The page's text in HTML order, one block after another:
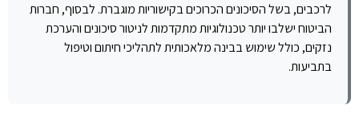
לרכבים, בשל הסיכונים הכרוכים בקישוריות מוגברת. לבסוף, חברות
הביטוח ישלבו יותר טכנולוגיות מתקדמות לניטור סיכונים והערכת
נזקים, כולל שימוש בבינה מלאכותית לתהליכי חיתום וטיפול
בתביעות.